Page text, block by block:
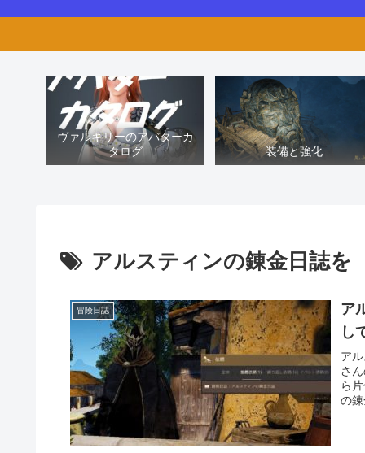
ヴァルキリーのアバターカ
タログ
装備と強化
アルスティンの錬金日誌を
冒険日誌
ア
し
ア
さ
ら
の